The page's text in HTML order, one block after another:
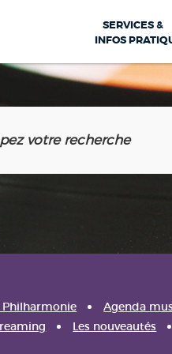
SERVICES &
INFOS
Philharmonie Agenda
Les nouveautés